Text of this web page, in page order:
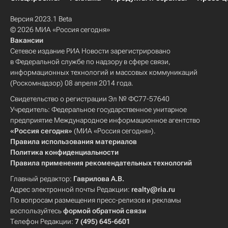
Версия 2023.1 Beta
© 2026 МИА «Россия сегодня»
Вакансии
Сетевое издание РИА Новости зарегистрировано
в Федеральной службе по надзору в сфере связи,
информационных технологий и массовых коммуникаций
(Роскомнадзор) 08 апреля 2014 года.
Свидетельство о регистрации Эл № ФС77-57640
Учредитель: Федеральное государственное унитарное
предприятие Международное информационное агентство
«Россия сегодня» (МИА «Россия сегодня»).
Правила использования материалов
Политика конфиденциальности
Правила применения рекомендательных технологий
Главный редактор: Гаврилова А.В.
Адрес электронной почты Редакции: realty@ria.ru
По вопросам размещения пресс-релизов и рекламы
воспользуйтесьформой обратной связи
Телефон Редакции: 7 (495) 645-6601